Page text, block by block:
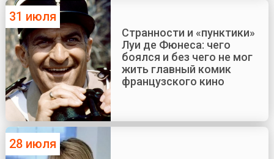
31 июля
Странности и «пунктики»
Луи де Фюнеса: чего
боялся и без чего не мог
жить главный комик
французского кино
28 июля